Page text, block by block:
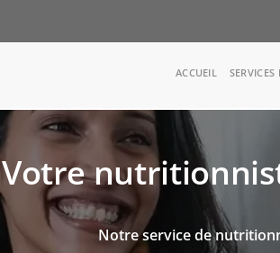
Main
ACCUEIL
Votre
Notre service de